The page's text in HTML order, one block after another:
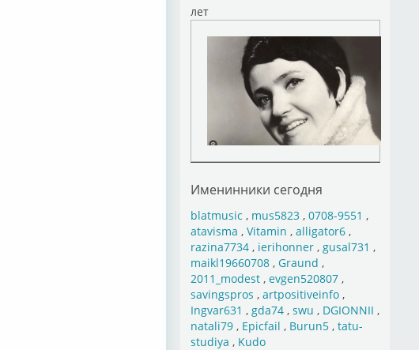
лет
Именинники сегодня
blatmusic , mus5823, 0708-9551 ,
atavisma , Vitamin , alligator6,
razina7734, ierihonner, gusal731 ,
maikl19660708, Graund ,
2011_modest, evgen520807,
savingspros , artpositiveinfo,
Ingvar631 , gda74, swu , DGIONNII ,
natali79, Epicfail , Burun5, tatu-
studiya , Kudo